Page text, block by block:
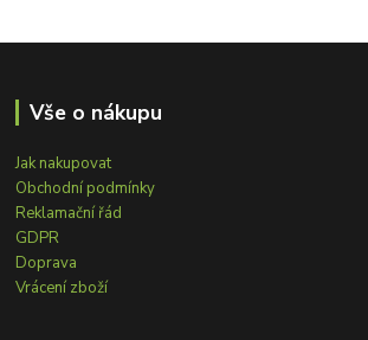
Vše o nákupu
Jak nakupovat
Obchodní podmínky
Reklamační řád
GDPR
Doprava
Vrácení zboží